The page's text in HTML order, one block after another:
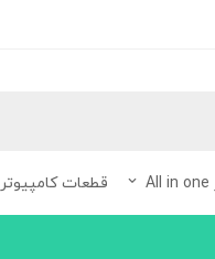
قطعات کامپیوتر